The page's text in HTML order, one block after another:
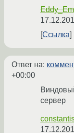
Eddy_Em
Ссылка
Ответ на:
+00:00
сервер